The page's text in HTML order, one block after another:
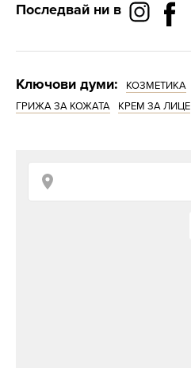
Последвай ни в
Ключови думи: КОЗМЕТИКА
ГРИЖА ЗА КОЖАТА
КРЕМ ЗА ЛИЦЕ